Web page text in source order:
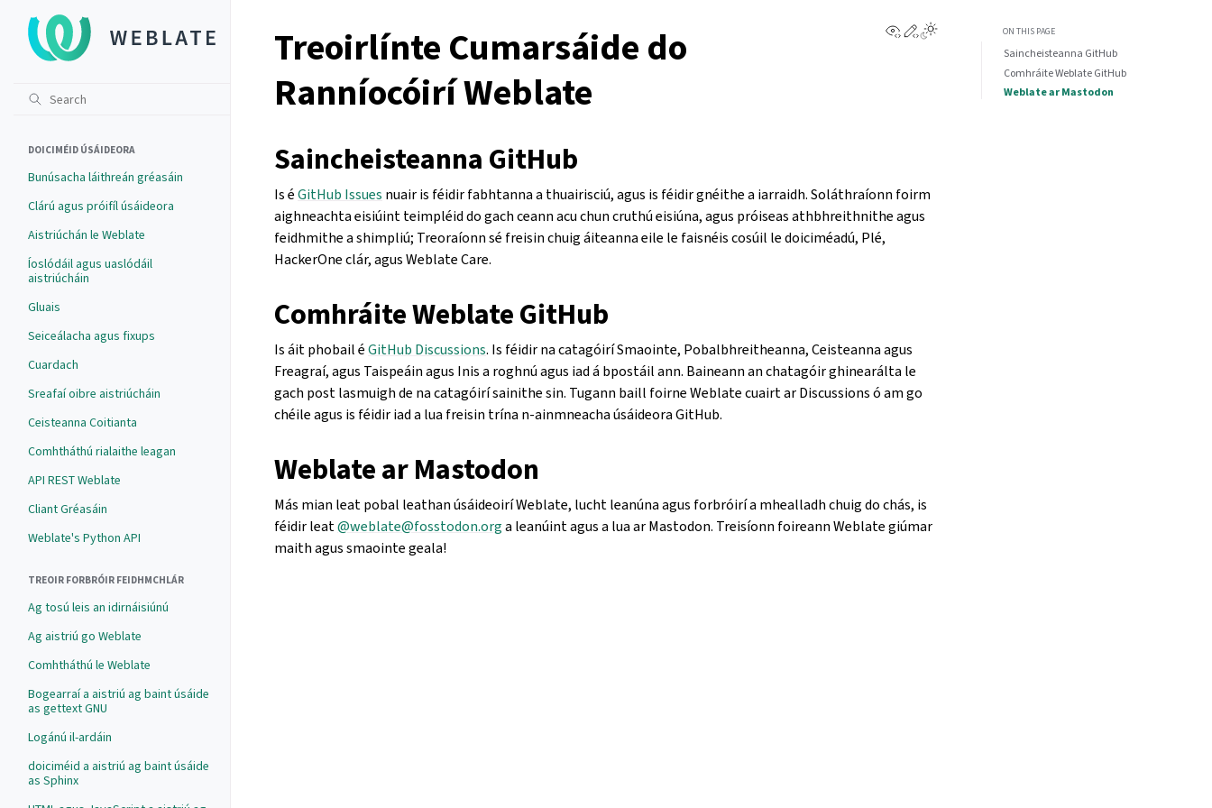
DOICIMÉID ÚSÁIDEORA
Bunúsacha láithreán gréasáin
Clárú agus próifíl úsáideora
Aistriúchán le Weblate
Íoslódáil agus uaslódáil
aistriúcháin
Gluais
Seiceálacha agus fixups
Cuardach
Sreafaí oibre aistriúcháin
Ceisteanna Coitianta
Comhtháthú rialaithe leagan
API REST Weblate
Cliant Gréasáin
Weblate's Python API
TREOIR FORBRÓIR FEIDHMCHLÁR
Ag tosú leis an idirnáisiúnú
Ag aistriú go Weblate
Comhtháthú le Weblate
Bogearraí a aistriú ag baint úsáide
as gettext GNU
Logánú il-ardáin
doiciméid a aistriú ag baint úsáide
as Sphinx
View this page
Edit this page
Treoirlínte Cumarsáide do
Ranníocóirí Weblate
Saincheisteanna GitHub
Is éGitHub Issues nuair is féidir fabhtanna a thuairisciú, agus is féidir gnéithe a iarraidh. Soláthraíonn foirm
aighneachta eisiúint teimpléid do gach ceann acu chun cruthú eisiúna, agus próiseas athbhreithnithe agus
feidhmithe a shimpliú; Treoraíonn sé freisin chuig áiteanna eile le faisnéis cosúil le doiciméadú, Plé,
HackerOne clár, agus Weblate Care.
Comhráite Weblate GitHub
Is áit phobail éGitHub Discussions. Is féidir na catagóirí Smaointe, Pobalbhreitheanna, Ceisteanna agus
Freagraí, agus Taispeáin agus Inis a roghnú agus iad á bpostáil ann. Baineann an chatagóir ghinearálta le
gach post lasmuigh de na catagóirí sainithe sin. Tugann baill foirne Weblate cuairt ar Discussions ó am go
chéile agus is féidir iad a lua freisin trína n-ainmneacha úsáideora GitHub.
Weblate ar Mastodon
Más mian leat pobal leathan úsáideoirí Weblate, lucht leanúna agus forbróirí a mhealladh chuig do chás, is
féidir leat@weblate@fosstodon.orga leanúint agus a lua ar Mastodon. Treisíonn foireann Weblate giúmar
maith agus smaointe geala!
ON THIS PAGE
Saincheisteanna GitHub
Comhráite Weblate GitHub
Weblate ar Mastodon